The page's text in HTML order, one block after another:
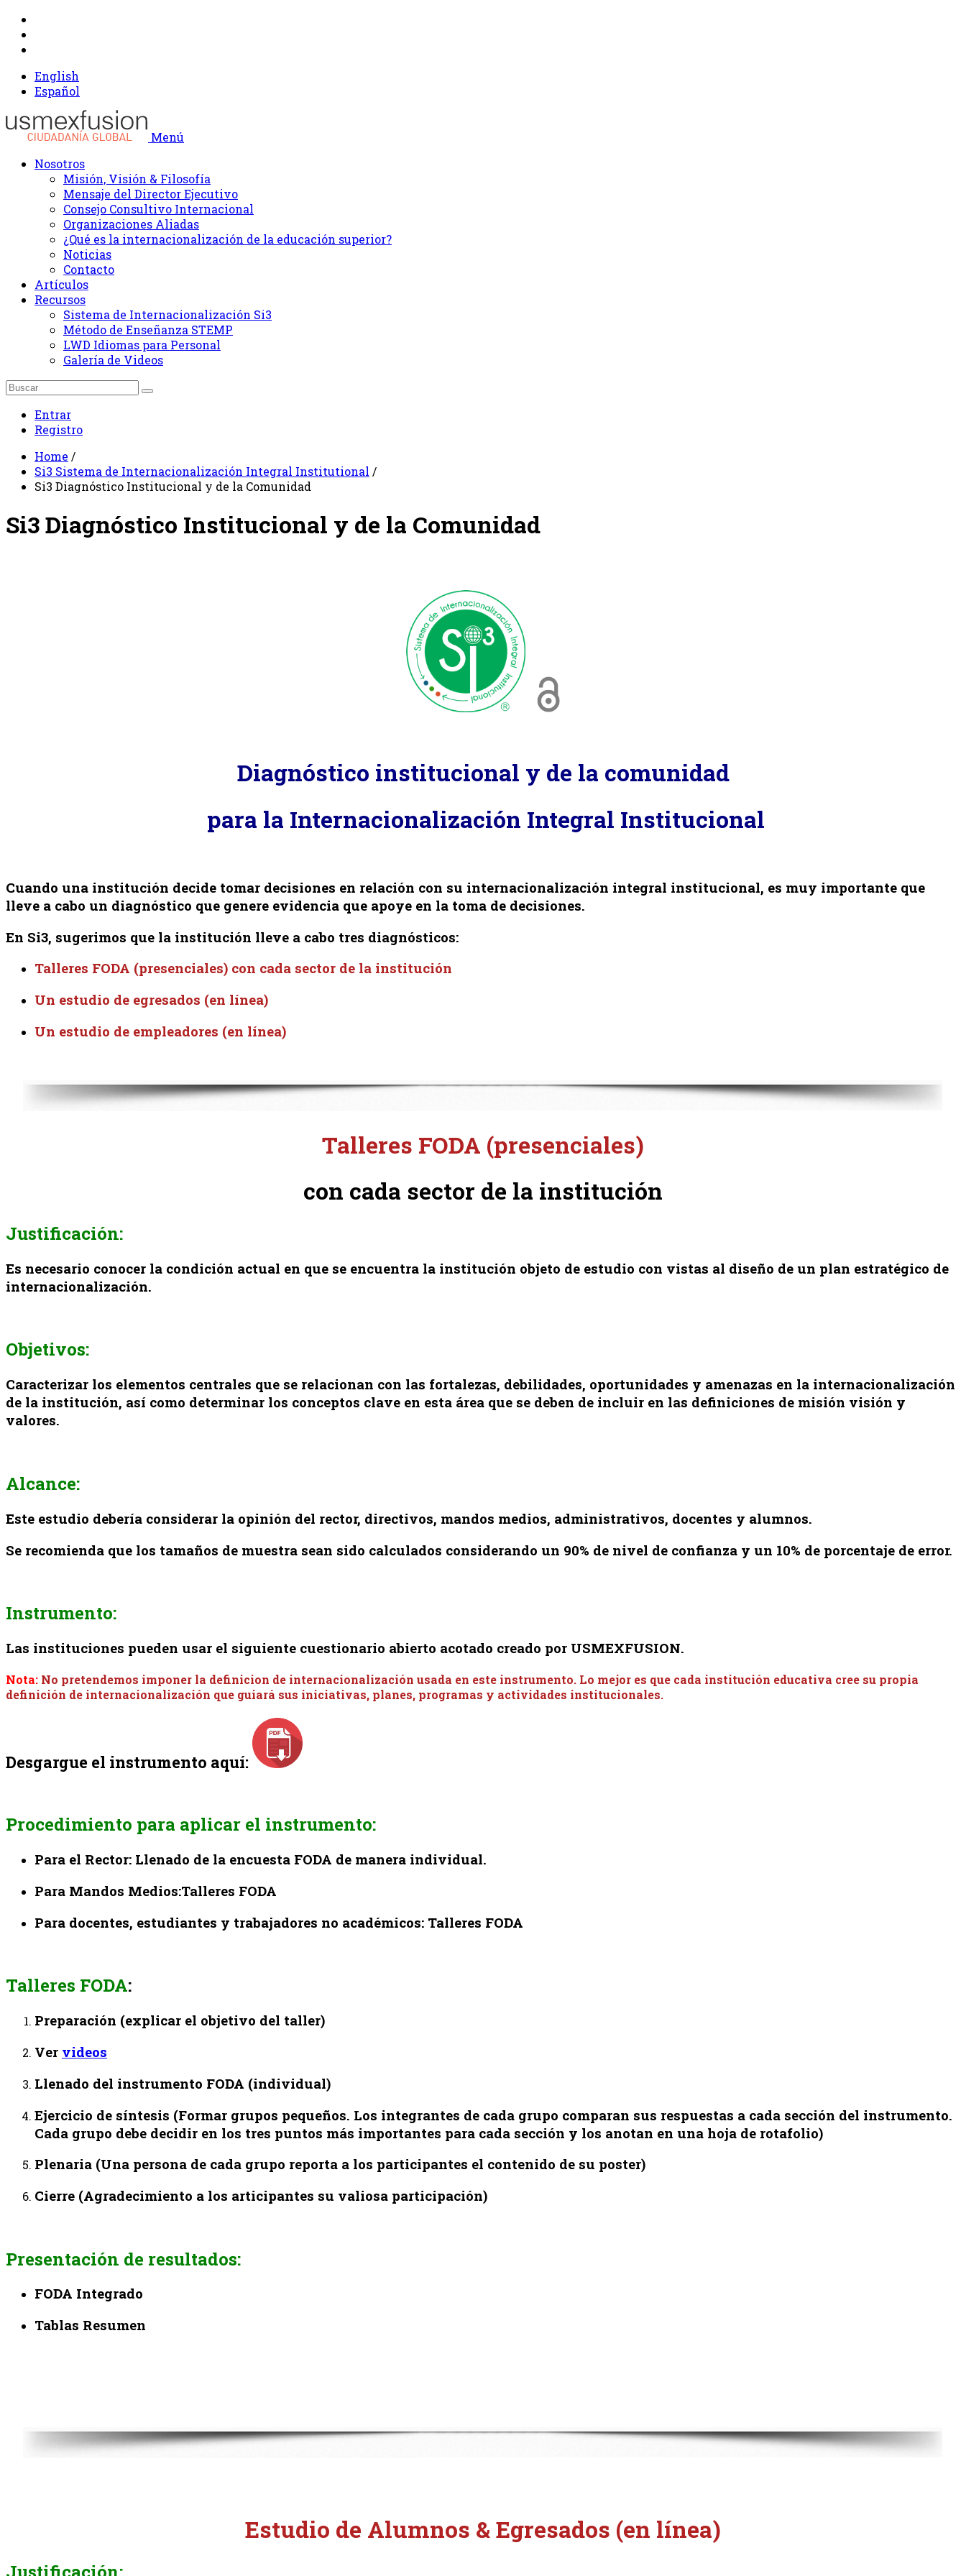
English
Español
Menú
Nosotros
Misión, Visión & Filosofía
Mensaje del Director Ejecutivo
Consejo Consultivo Internacional
Organizaciones Aliadas
¿Qué es la internacionalización de la educación superior?
Noticias
Contacto
Artículos
Recursos
Sistema de Internacionalización Si3
Método de Enseñanza STEMP
LWD Idiomas para Personal
Galería de Videos
Entrar
Registro
Home /
Si3 Sistema de Internacionalización Integral Institutional /
Si3 Diagnóstico Institucional y de la Comunidad
Si3 Diagnóstico Institucional y de la Comunidad
Diagnóstico institucional y de la comunidad
para la Internacionalización Integral Institucional
Cuando una institución decide tomar decisiones en relación con su internacionalización integral institucional, es muy importante que
lleve a cabo un diagnóstico que genere evidencia que apoye en la toma de decisiones.
En Si3, sugerimos que la institución lleve a cabo tres diagnósticos:
Talleres FODA (presenciales) con cada sector de la institución
Un estudio de egresados (en línea)
Un estudio de empleadores (en línea)
Talleres FODA (presenciales)
con cada sector de la institución
Justificación:
Es necesario conocer la condición actual en que se encuentra la institución objeto de estudio con vistas al diseño de un plan estratégico de
internacionalización.
Objetivos:
Caracterizar los elementos centrales que se relacionan con las fortalezas, debilidades, oportunidades y amenazas en la internacionalización
de la institución, así como determinar los conceptos clave en esta área que se deben de incluir en las definiciones de misión visión y
valores.
Alcance:
Este estudio debería considerar la opinión del rector, directivos, mandos medios, administrativos, docentes y alumnos.
Se recomienda que los tamaños de muestra sean sido calculados considerando un 90% de nivel de confianza y un 10% de porcentaje de error.
Instrumento:
Las instituciones pueden usar el siguiente cuestionario abierto acotado creado por USMEXFUSION.
Nota: No pretendemos imponer la definicion de internacionalización usada en este instrumento. Lo mejor es que cada institución educativa cree su propia
definición de internacionalización que guiará sus iniciativas, planes, programas y actividades institucionales.
Desgargue el instrumento aquí:
Procedimiento para aplicar el instrumento:
Para el Rector: Llenado de la encuesta FODA de manera individual.
Para Mandos Medios:Talleres FODA
Para docentes, estudiantes y trabajadores no académicos: Talleres FODA
Talleres FODA:
Preparación (explicar el objetivo del taller)
Ver videos
Llenado del instrumento FODA (individual)
Ejercicio de síntesis (Formar grupos pequeños. Los integrantes de cada grupo comparan sus respuestas a cada sección del instrumento.
Cada grupo debe decidir en los tres puntos más importantes para cada sección y los anotan en una hoja de rotafolio)
Plenaria (Una persona de cada grupo reporta a los participantes el contenido de su poster)
Cierre (Agradecimiento a los articipantes su valiosa participación)
Presentación de resultados:
FODA Integrado
Tablas Resumen
Estudio de Alumnos & Egresados (en línea)